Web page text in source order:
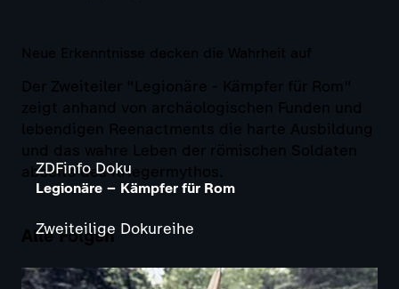
Neue Erkenntnisse decken die Wahrheit auf
Der Zweiteiler "Legionäre - Kämpfer für Rom"
zeigt anhand von archäologischen Funden und
lebendigen Reenactments die harte Ausbildung
und das wahre Leben der römischen Soldaten
abseits des Kriegermythos.
Alle Folgen
ZDFinfo Doku
Legionäre – Kämpfer für Rom
Zweiteilige Dokureihe